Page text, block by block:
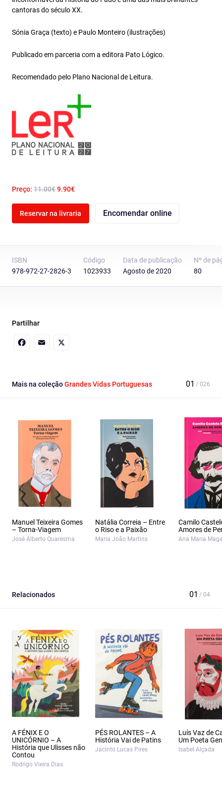
cantoras do século XX.
Sónia Graça (texto) e Paulo Monteiro (ilustrações)
Publicado em parceria com a editora Pato Lógico.
Recomendado pelo Plano Nacional de Leitura.
Preço: 11.00€9.90€
Reservar na livraria Encomendar online
ISBN
978-972-27-2826-3
Código
1023933
Data de publicação
Agosto de 2020
Nº de
80
Partilhar
Mais na coleçãoGrandes Vidas Portuguesas
Manuel Teixeira Gomes
– Torna-Viagem
José Alberto Quaresma
Natália Correia – Entre
o Riso e a Paixão
Maria João Martins
Camilo
Amores de
Ana Maria
Relacionados
A FÉNIX E O
UNICÓRNIO – A
História que Ulisses não
Contou
Rodrigo Vieira Dias
PÉS ROLANTES – A
História Vai de Patins
Jacinto Lucas Pires
Luís Vaz de
Um Poeta
Isabel Alçada